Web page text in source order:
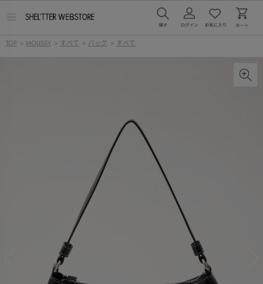
ー
TOP > MOUSSY > すべて > バッグ > すべて